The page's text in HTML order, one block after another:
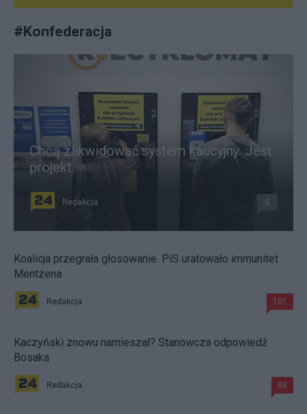
#Konfederacja
Chcą zlikwidować system kaucyjny. Jest
projekt
Redakcja 5
Koalicja przegrała głosowanie. PiS uratowało immunitet
Mentzena
Redakcja 101
Kaczyński znowu namieszał? Stanowcza odpowiedź
Bosaka
Redakcja 88